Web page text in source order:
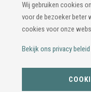
© Copyright 2026 |
Wij gebruiken cookies
voor de bezoeker beter
cookies voor onze
Bekijk ons privacy beleid